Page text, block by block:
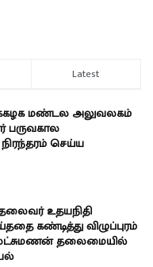
Latest
மண்டல அலுவலகம்
பருவகால
செய்ய
உதயநிதி
கண்டித்து விழுப்புரம்
தலைமையில்